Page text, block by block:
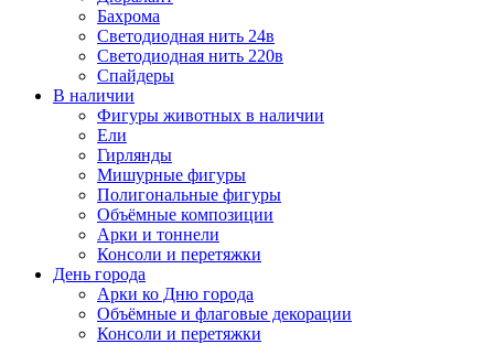
Бахрома
Светодиодная нить 24в
Светодиодная нить 220в
Спайдеры
В наличии
Фигуры животных в наличии
Ели
Гирлянды
Мишурные фигуры
Полигональные фигуры
Объёмные композиции
Арки и тоннели
Консоли и перетяжки
День города
Арки ко Дню города
Объёмные и флаговые декорации
Консоли и перетяжки